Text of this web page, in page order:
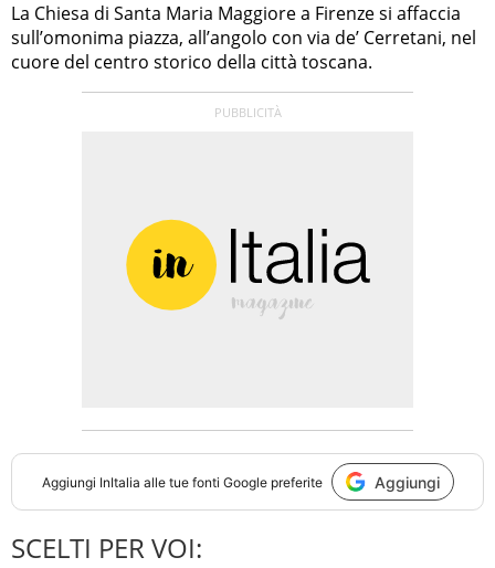
La Chiesa di Santa Maria Maggiore a Firenze si affaccia
sull’omonima piazza, all’angolo con via de’ Cerretani, nel
cuore del centro storico della città toscana.
Aggiungi InItalia alle tue fonti Google preferite Aggiungi
SCELTI PER VOI: